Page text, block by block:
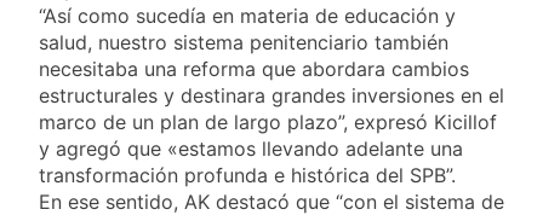
federalismo
llegada de Enner
Valencia
16 Horas Atrás
Carlos Balor y
monseñor Tissera en
la celebración por
San Cayetano
18 Horas Atrás
La bronquiolitis es
una infección
respiratoria aguda en
“Así como sucedía en materia de educación y
salud, nuestro sistema penitenciario también
necesitaba una reforma que abordara cambios
estructurales y destinara grandes inversiones en el
marco de un plan de largo plazo”, expresó Kicillof
y agregó que «estamos llevando adelante una
transformación profunda e histórica del SPB”.
En ese sentido, AK destacó que “con el sistema de